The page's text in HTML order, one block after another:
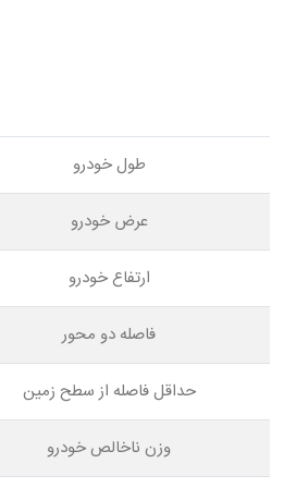
طول خودرو
عرض خودرو
ارتفاع خودرو
فاصله دو محور
حداقل فاصله از سطح زمین
وزن ناخالص خودرو